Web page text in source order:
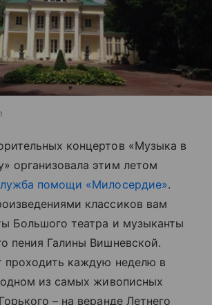
концертов «Музыка в
организовала этим летом
помощи «Милосердие».
классиков вам
Большого театра и музыканты
пения Галины Вишневской.
проходить каждую неделю в
одном из самых живописных
– на веранде Летнего